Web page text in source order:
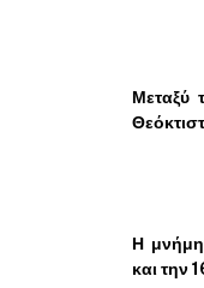
Μεταξύ
Η
και την